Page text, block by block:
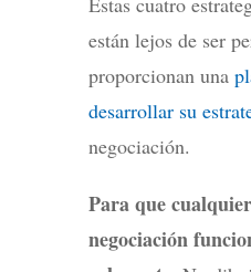
están lejos de ser
proporcionan una
desarrollar su
negociación.
Para que
negociación